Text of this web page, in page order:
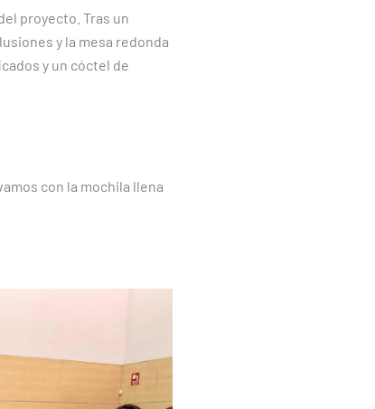
proyecto. Tras un
y la mesa redonda
y un cóctel de
con la mochila llena